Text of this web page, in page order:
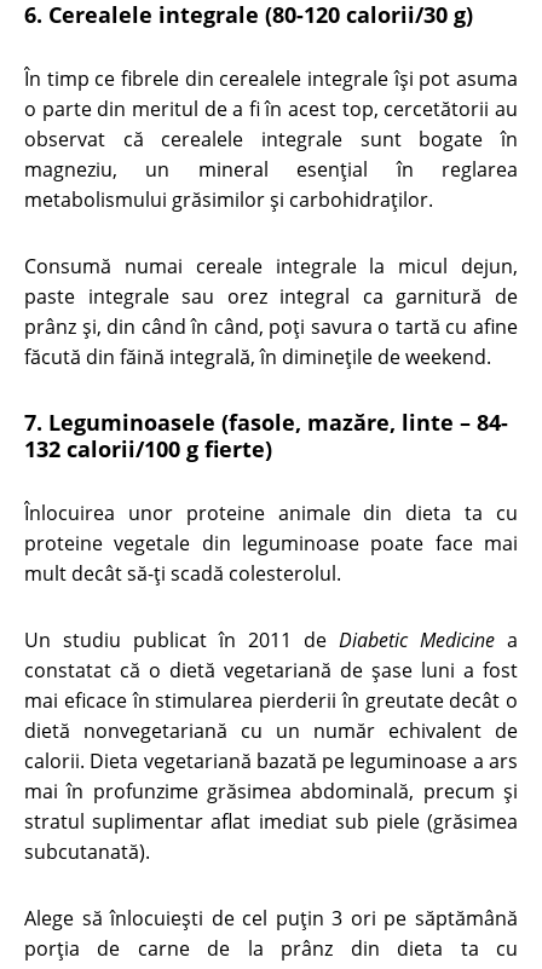
6. Cerealele integrale (80-120 calorii/30 g)
În timp ce fibrele din cerealele integrale își pot asuma
o parte din meritul de a fi în acest top, cercetătorii au
observat că cerealele integrale sunt bogate în
magneziu, un mineral esenţial în reglarea
metabolismului grăsimilor și carbohidraților.
Consumă numai cereale integrale la micul dejun,
paste integrale sau orez integral ca garnitură de
prânz și, din când în când, poți savura o tartă cu afine
făcută din făină integrală, în dimineţile de weekend.
7. Leguminoasele (fasole, mazăre, linte – 84-
132 calorii/100 g fierte)
Înlocuirea unor proteine animale din dieta ta cu
proteine ​​vegetale din leguminoase poate face mai
mult decât să-ți scadă colesterolul.
Un studiu publicat în 2011 de Diabetic Medicine a
constatat că o dietă vegetariană de șase luni a fost
mai eficace în stimularea pierderii în greutate decât o
dietă nonvegetariană cu un număr echivalent de
calorii. Dieta vegetariană bazată pe leguminoase a ars
mai în profunzime grăsimea abdominală, precum şi
stratul suplimentar aflat imediat sub piele (grăsimea
subcutanată).
Alege să înlocuieşti de cel puţin 3 ori pe săptămână
porția de carne de la prânz din dieta ta cu